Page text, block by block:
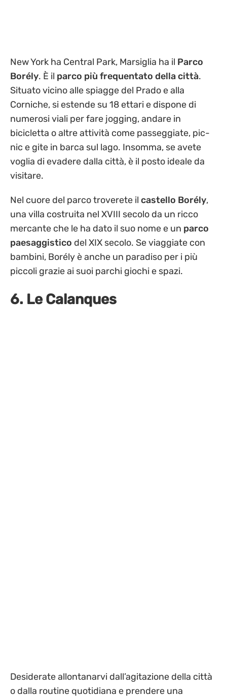
New York ha Central Park, Marsiglia ha il Parco
Borély. È il parco più frequentato della città.
Situato vicino alle spiagge del Prado e alla
Corniche, si estende su 18 ettari e dispone di
numerosi viali per fare jogging, andare in
bicicletta o altre attività come passeggiate, pic-
nic e gite in barca sul lago. Insomma, se avete
voglia di evadere dalla città, è il posto ideale da
visitare.
Nel cuore del parco troverete il castello Borély,
una villa costruita nel XVIII secolo da un ricco
mercante che le ha dato il suo nome e un parco
paesaggistico del XIX secolo. Se viaggiate con
bambini, Borély è anche un paradiso per i più
piccoli grazie ai suoi parchi giochi e spazi.
6. Le Calanques
Desiderate allontanarvi dall’agitazione della città
o dalla routine quotidiana e prendere una